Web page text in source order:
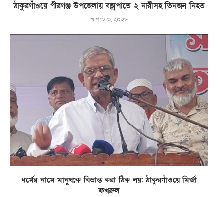
ঠাকুরগাঁওয়ে পীরগঞ্জ উপজেলায় বজ্রপাতে ২ নারীসহ তিনজন নিহত
আগস্ট ৩, ২০২৬
ধর্মের নামে মানুষকে বিভ্রান্ত করা ঠিক নয়: ঠাকুরগাঁওয়ে মির্জা
ফখরুল